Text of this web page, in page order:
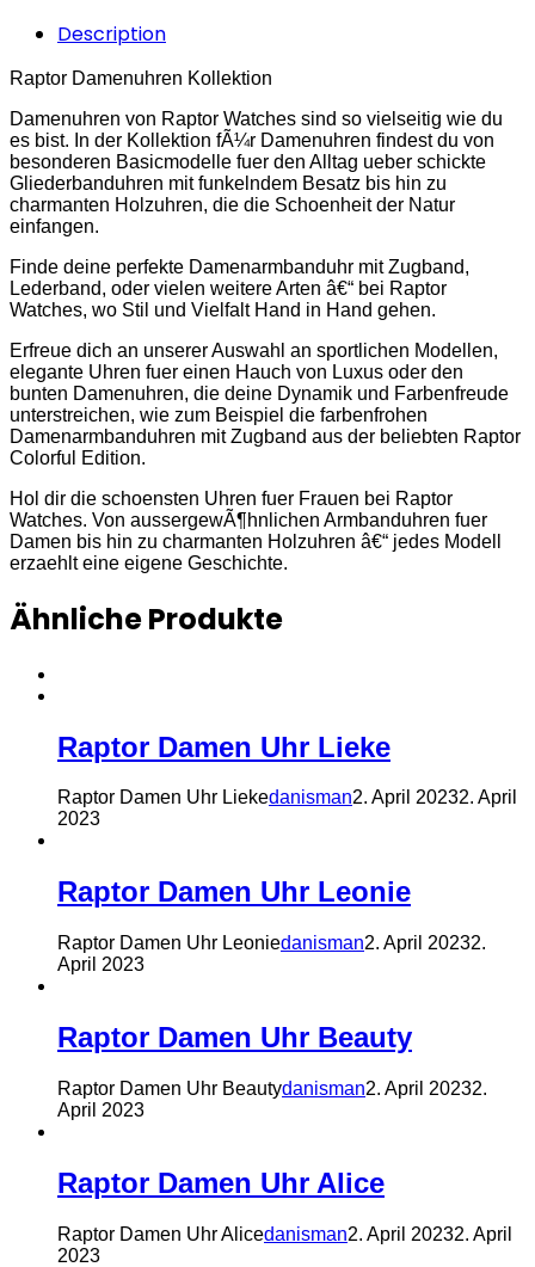
Description
Raptor Damenuhren Kollektion
Damenuhren von Raptor Watches sind so vielseitig wie du
es bist. In der Kollektion fÃ¼r Damenuhren findest du von
besonderen Basicmodelle fuer den Alltag ueber schickte
Gliederbanduhren mit funkelndem Besatz bis hin zu
charmanten Holzuhren, die die Schoenheit der Natur
einfangen.
Finde deine perfekte Damenarmbanduhr mit Zugband,
Lederband, oder vielen weitere Arten â€“ bei Raptor
Watches, wo Stil und Vielfalt Hand in Hand gehen.
Erfreue dich an unserer Auswahl an sportlichen Modellen,
elegante Uhren fuer einen Hauch von Luxus oder den
bunten Damenuhren, die deine Dynamik und Farbenfreude
unterstreichen, wie zum Beispiel die farbenfrohen
Damenarmbanduhren mit Zugband aus der beliebten Raptor
Colorful Edition.
Hol dir die schoensten Uhren fuer Frauen bei Raptor
Watches. Von aussergewÃ¶hnlichen Armbanduhren fuer
Damen bis hin zu charmanten Holzuhren â€“ jedes Modell
erzaehlt eine eigene Geschichte.
Ähnliche Produkte
Raptor Damen Uhr Lieke
Raptor Damen Uhr Liekedanisman2. April 20232. April
2023
Raptor Damen Uhr Leonie
Raptor Damen Uhr Leoniedanisman2. April 20232.
April 2023
Raptor Damen Uhr Beauty
Raptor Damen Uhr Beautydanisman2. April 20232.
April 2023
Raptor Damen Uhr Alice
Raptor Damen Uhr Alicedanisman2. April 20232. April
2023